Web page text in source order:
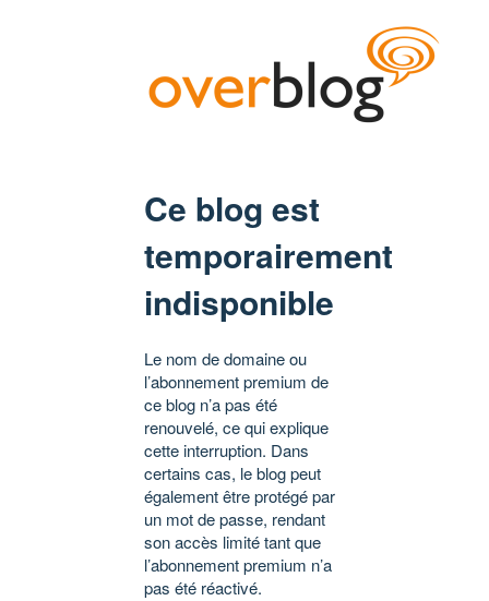
Ce blog est
temporairement
indisponible
Le nom de domaine ou
l’abonnement premium de
ce blog n’a pas été
renouvelé, ce qui explique
cette interruption. Dans
certains cas, le blog peut
également être protégé par
un mot de passe, rendant
son accès limité tant que
l’abonnement premium n’a
pas été réactivé.